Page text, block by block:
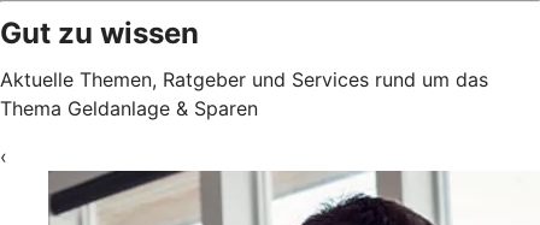
Gut zu wissen
Aktuelle Themen, Ratgeber und Services rund um das
Thema Geldanlage & Sparen
‹